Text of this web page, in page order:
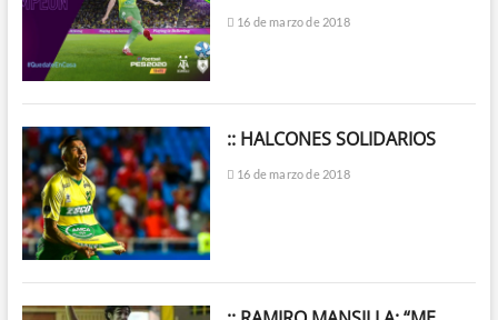
16 de marzo de 2018
:: HALCONES SOLIDARIOS
16 de marzo de 2018